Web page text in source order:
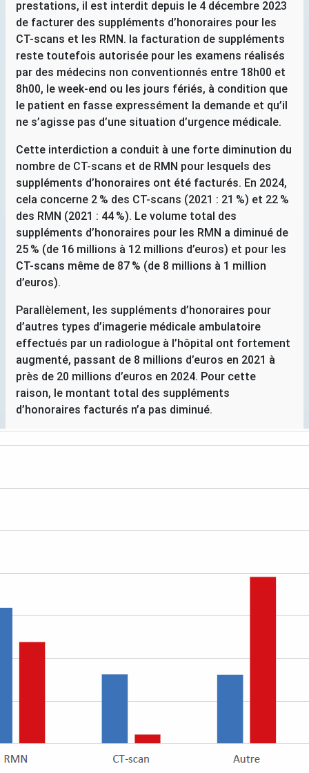
prestations, il est interdit depuis le 4 décembre 2023
de facturer des suppléments d’honoraires pour les
CT-scans et les RMN. la facturation de suppléments
reste toutefois autorisée pour les examens réalisés
par des médecins non conventionnés entre 18h00 et
8h00, le week-end ou les jours fériés, à condition que
le patient en fasse expressément la demande et qu’il
ne s’agisse pas d’une situation d’urgence médicale.
Cette interdiction a conduit à une forte diminution du
nombre de CT-scans et de RMN pour lesquels des
suppléments d’honoraires ont été facturés. En 2024,
cela concerne 2 % des CT-scans (2021 : 21 %) et 22 %
des RMN (2021 : 44 %). Le volume total des
suppléments d’honoraires pour les RMN a diminué de
25 % (de 16 millions à 12 millions d’euros) et pour les
CT-scans même de 87 % (de 8 millions à 1 million
d’euros).
Parallèlement, les suppléments d’honoraires pour
d’autres types d’imagerie médicale ambulatoire
effectués par un radiologue à l’hôpital ont fortement
augmenté, passant de 8 millions d’euros en 2021 à
près de 20 millions d’euros en 2024. Pour cette
raison, le montant total des suppléments
d’honoraires facturés n’a pas diminué.